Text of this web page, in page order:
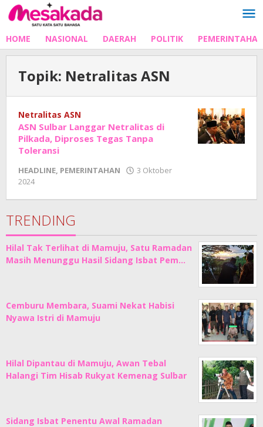
Lewati
ke
HOME NASIONAL DAERAH POLITIK
Topik: Netralitas ASN
Netralitas ASN
ASN Sulbar Langgar Netralitas di
Pilkada, Diproses Tegas Tanpa
Toleransi
HEADLINE, PEMERINTAHAN
3 Oktober
2024
Junaedi
Sholat
TRENDING
Hilal Tak Terlihat di Mamuju, Satu Ramadan
Masih Menunggu Hasil Sidang Isbat Pem…
Cemburu Membara, Suami Nekat Habisi
Nyawa Istri di Mamuju
Hilal Dipantau di Mamuju, Awan Tebal
Halangi Tim Hisab Rukyat Kemenag Sulbar
Sidang Isbat Penentu Awal Ramadan